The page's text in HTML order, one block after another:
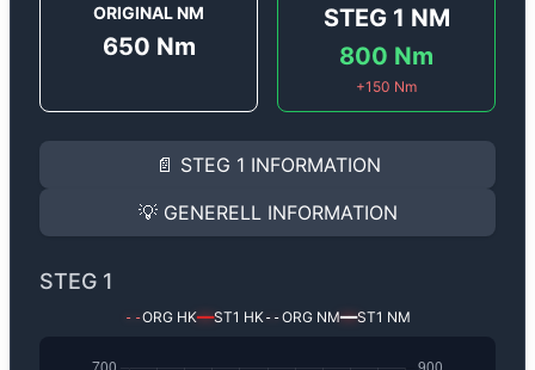
ORIGINAL NM
650 Nm
STEG 1 NM
800 Nm
+150 Nm
📄 STEG 1 INFORMATION
INFORMATION
Steg 1
Aston Martin DB11 4.0
Effekten ökar från510 hktill560 hkoch
(+50 hk & +150 Nm).
Ger mer effekt, högre vridmoment, lägre
Steg 1 mjukvara justerar vi ett antal
💡 GENERELL INFORMATION
✅ All mjukvara är skräddarsydd för din bil
✅ Felsökning inann samt efter optimering
STEG 1
--ORG HK━━ST1 HK--ORG NM━━ST1 NM